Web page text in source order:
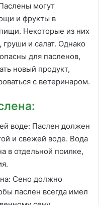
могут
и фрукты в
Некоторые из них
и салат. Однако
для пасленов,
новый продукт,
с ветеринаром.
воде: Паслен должен
и свежей воде. Вода
в отдельной поилке,
Сено должно
паслен всегда имел